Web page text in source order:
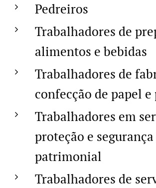
Pedreiros
Trabalhadores de
alimentos e bebidas
Trabalhadores de
confecção de papel e
Trabalhadores em
proteção e
patrimonial
Trabalhadores de